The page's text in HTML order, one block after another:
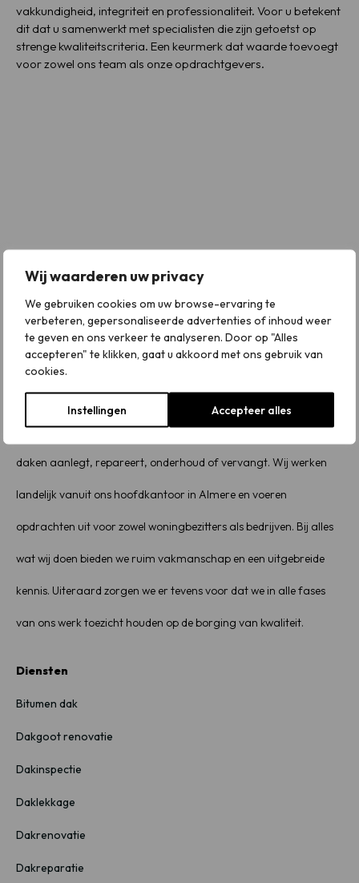
Wij waarderen uw privacy
We gebruiken cookies om uw browse-ervaring te
verbeteren, gepersonaliseerde advertenties of inhoud weer
te geven en ons verkeer te analyseren. Door op "Alles
accepteren" te klikken, gaat u akkoord met ons gebruik van
cookies.
Instellingen Accepteer alles
vakkundigheid, integriteit en professionaliteit. Voor u betekent
dit dat u samenwerkt met specialisten die zijn getoetst op
strenge kwaliteitscriteria. Een keurmerk dat waarde toevoegt
voor zowel ons team als onze opdrachtgevers.
Over ons
Dakrenovatie NL is een commercieel dakdekkersbedrijf dat
daken aanlegt, repareert, onderhoud of vervangt. Wij werken
landelijk vanuit ons hoofdkantoor in Almere en voeren
opdrachten uit voor zowel woningbezitters als bedrijven. Bij alles
wat wij doen bieden we ruim vakmanschap en een uitgebreide
kennis. Uiteraard zorgen we er tevens voor dat we in alle fases
van ons werk toezicht houden op de borging van kwaliteit.
Diensten
Bitumen dak
Dakgoot renovatie
Dakinspectie
Daklekkage
Dakrenovatie
Dakreparatie